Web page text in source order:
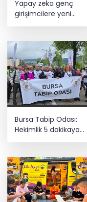
Yapay zeka genç
girişimcilere yeni
kapılar açıyor
Bursa Tabip Odası:
Hekimlik 5 dakikaya